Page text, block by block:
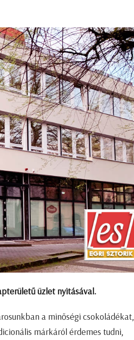
üzlet nyitásával.
a minőségi csokoládékat,
márkáról érdemes tudni,